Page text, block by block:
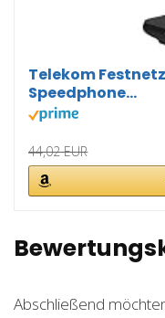
Telekom
Speedphone...
44,02 EUR
Abschließend